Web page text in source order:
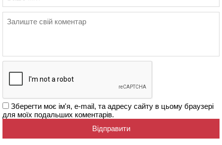
Зберегти моє ім'я, e-mail, та адресу сайту в цьому браузері
для моїх подальших коментарів.